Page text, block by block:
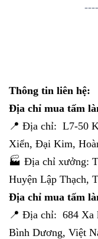
Thông tin liên hệ:
Địa chỉ mua tấm
📍 Địa chỉ: L7-50
Xiển, Đại Kim,
🏭 Địa chỉ xưởng:
Huyện Lập Thạch,
Địa chỉ mua tấm
📍 Địa chỉ: 684 Xa
Bình Dương, Việt